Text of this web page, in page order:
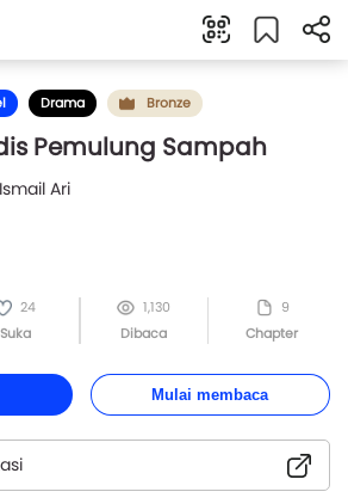
Drama Bronze
Pemulung Sampah
Ismail Ari
24
Suka
1,130
Dibaca
9
Chapter
Mulai membaca